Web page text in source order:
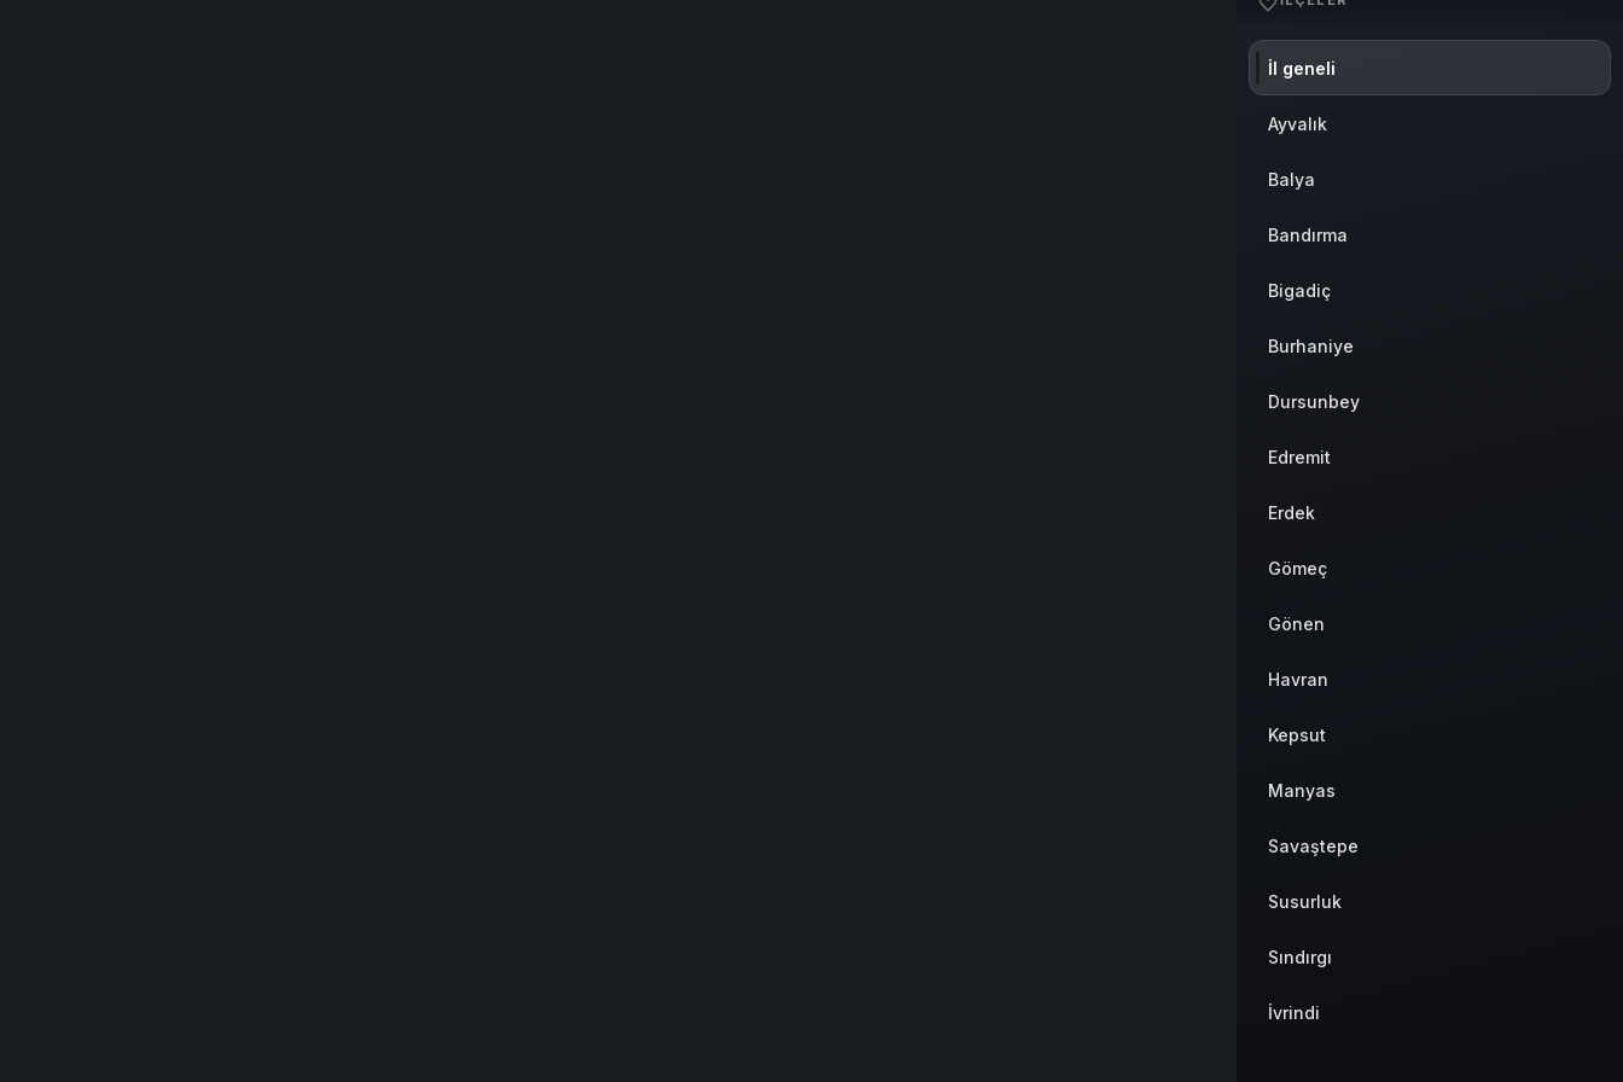
Sistem modunu seçin.
İl geneli
Ayvalık
Balya
Bandırma
Bigadiç
Burhaniye
Dursunbey
Edremit
Erdek
Gömeç
Gönen
Havran
Kepsut
Manyas
Savaştepe
Susurluk
Sındırgı
İvrindi